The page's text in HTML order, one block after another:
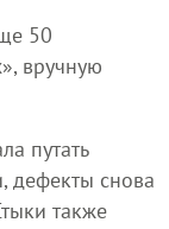
50
вручную
путать
дефекты снова
также